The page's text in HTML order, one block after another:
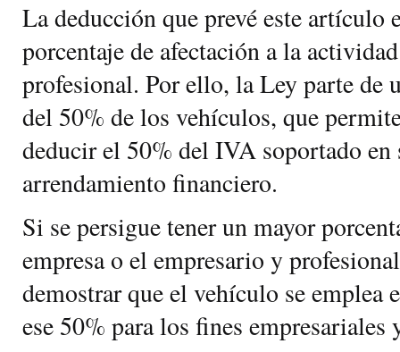
La deducción que prevé este artículo
porcentaje de afectación a la
profesional. Por ello, la Ley parte de
del 50% de los vehículos, que
deducir el 50% del IVA soportado en
arrendamiento financiero.
Si se persigue tener un mayor
empresa o el empresario y
demostrar que el vehículo se emplea
ese 50% para los fines empresariales